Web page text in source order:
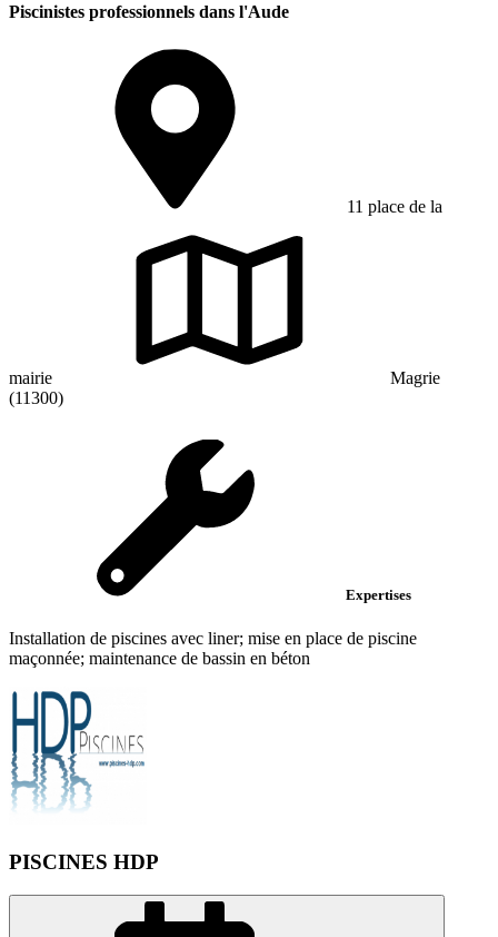
Piscinistes professionnels dans l'Aude
11 place de la
mairie
Magrie
(11300)
Expertises
Installation de piscines avec liner; mise en place de piscine
maçonnée; maintenance de bassin en béton
PISCINES HDP